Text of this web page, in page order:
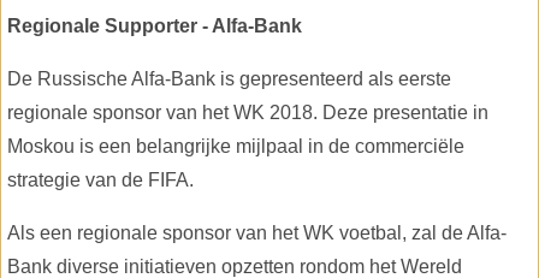
Regionale Supporter - Alfa-Bank
De Russische Alfa-Bank is gepresenteerd als eerste
regionale sponsor van het WK 2018. Deze presentatie in
Moskou is een belangrijke mijlpaal in de commerciële
strategie van de FIFA.
Als een regionale sponsor van het WK voetbal, zal de Alfa-
Bank diverse initiatieven opzetten rondom het Wereld